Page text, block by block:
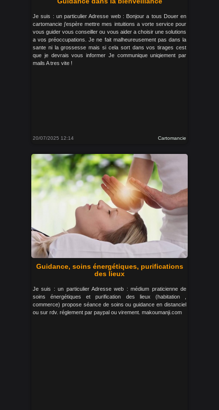
Je suis : un particulier Adresse web : Bonjour a tous Douer en
cartomancie j'espère mettre mes intuitions a vorte service pour
vous guider vous conseiller ou vous aider a choisir une solutions
a vos préoccupations. Je ne fait malheureusement pas dans la
sante ni la grossesse mais si cela sort dans vos tirages cest
que je devrais vous informer Je communique uniqiement par
mails A tres vite !
20/07/2025 12:14 Cartomancie
Guidance, soins énergétiques, purifications
des lieux
Je suis : un particulier Adresse web : médium praticienne de
soins énergétiques et purification des lieux (habitation ,
commerce) propose séance de soins ou guidance en distanciel
ou sur rdv. réglement par paypal ou virement. makoumanji.com